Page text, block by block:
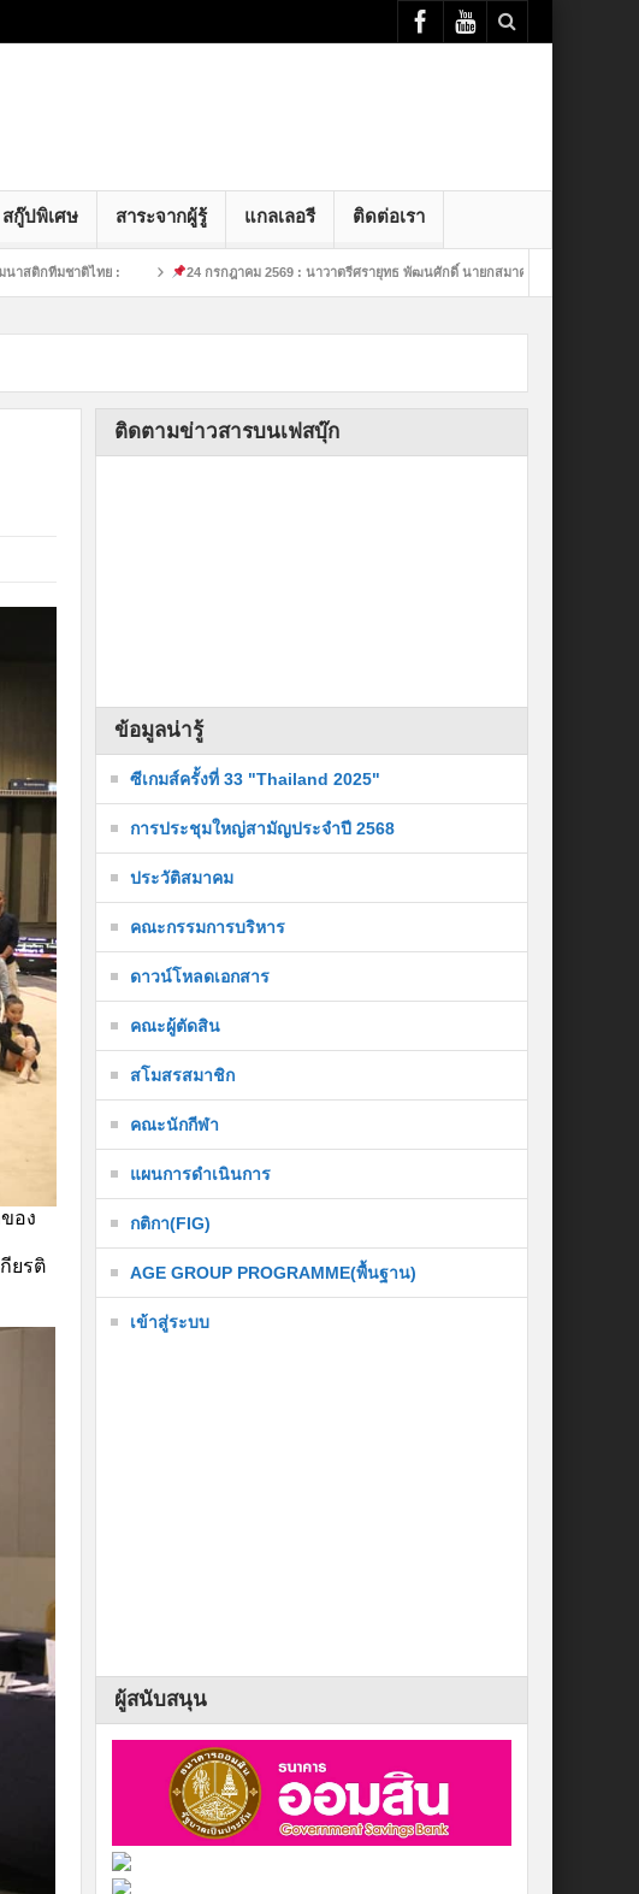
สกู๊ปพิเศษ สาระจากผู้รู้ แกลเลอรี ติดต่อเรา
: 24 กรกฎาคม 2569 : นาวาตรีศรายุทธ พัฒนศักดิ์ นายกสมาคมกีฬาย
อง
ยรติ
ติดตามข่าวสารบนเฟสบุ๊ก
ข้อมูลน่ารู้
ซีเกมส์ครั้งที่ 33 "Thailand 2025"
การประชุมใหญ่สามัญประจำปี 2568
ประวัติสมาคม
คณะกรรมการบริหาร
ดาวน์โหลดเอกสาร
คณะผู้ตัดสิน
สโมสรสมาชิก
คณะนักกีฬา
แผนการดำเนินการ
กติกา(FIG)
AGE GROUP PROGRAMME(พื้นฐาน)
เข้าสู่ระบบ
ผู้สนับสนุน